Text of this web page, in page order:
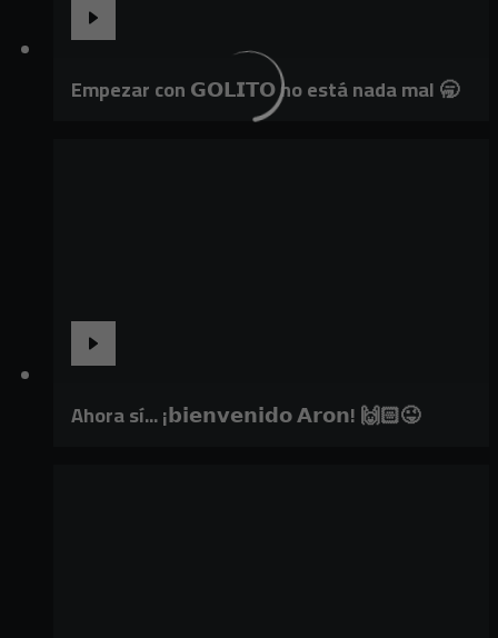
Empezar con 𝗚𝗢𝗟𝗜𝗧𝗢 no está nada mal 🥱
Ahora sí... ¡𝗯𝗶𝗲𝗻𝘃𝗲𝗻𝗶𝗱𝗼 𝗔𝗿𝗼𝗻! 🙌🏻😜